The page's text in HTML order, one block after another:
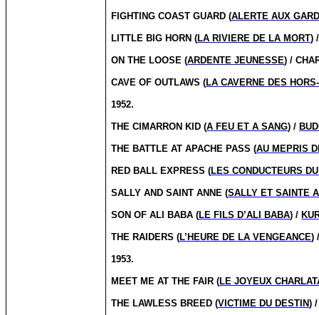
FIGHTING COAST GUARD (ALERTE AUX
LITTLE BIG HORN (LA RIVIERE DE LA MORT)
ON THE LOOSE (ARDENTE JEUNESSE) /
CAVE OF OUTLAWS (LA CAVERNE DES
1952.
THE CIMARRON KID (A FEU ET A SANG) /
THE BATTLE AT APACHE PASS (AU MEPRIS
RED BALL EXPRESS (LES CONDUCTEURS
SALLY AND SAINT ANNE (SALLY ET SAINTE
SON OF ALI BABA (LE FILS D’ALI BABA) /
THE RAIDERS (L’HEURE DE LA VENGEANCE)
1953.
MEET ME AT THE FAIR (LE JOYEUX
THE LAWLESS BREED (VICTIME DU DESTIN)